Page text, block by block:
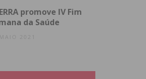
promove IV Fim
da Saúde
2021